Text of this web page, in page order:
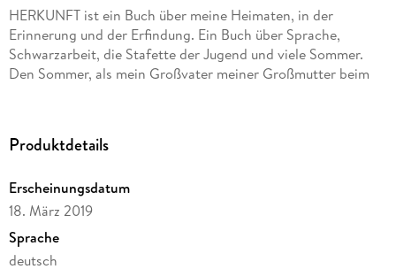
HERKUNFT ist ein Buch über meine Heimaten, in der
Erinnerung und der Erfindung. Ein Buch über Sprache,
Schwarzarbeit, die Stafette der Jugend und viele Sommer.
Den Sommer, als mein Großvater meiner Großmutter beim
der dem Sommer ähnlich war, als ich über viele Grenzen nach
HERKUNFT ist ein Abschied von meiner dementen
Großmutter. Während ich Erinnerungen sammle, verliert sie
ihre. HERKUNFT ist traurig, weil Herkunft für mich zu tun hat
mit dem, das nicht mehr zu haben ist.
Produktdetails
Erscheinungsdatum
18. März 2019
Sprache
deutsch